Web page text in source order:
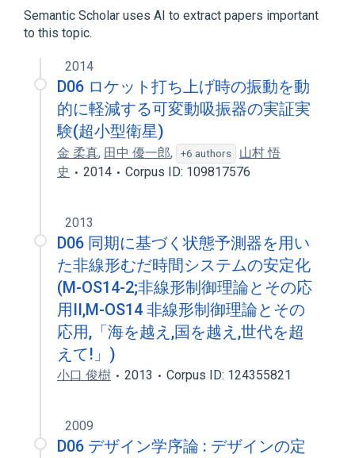
Semantic Scholar uses AI to extract papers important
to this topic.
2014
D06 ロケット打ち上げ時の振動を動
的に軽減する可変動吸振器の実証実
験(超小型衛星)
金 柔真, 田中 優一郎, +6 authors
山村 悟
史
2014 Corpus ID: 109817576
2013
D06 同期に基づく状態予測器を用い
た非線形むだ時間システムの安定化
(M-OS14-2;非線形制御理論とその応
用II,M-OS14 非線形制御理論とその
応用,「海を越え,国を越え,世代を超
えて!」)
小口 俊樹 2013 Corpus ID: 124355821
2009
D06 デザイン学序論 : デザインの定